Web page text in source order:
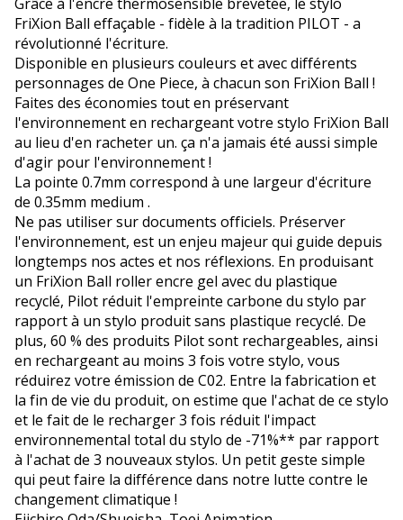
FriXion Ball effaçable - fidèle à la tradition PILOT - a
révolutionné l'écriture.
Disponible en plusieurs couleurs et avec différents
personnages de One Piece, à chacun son FriXion Ball !
Faites des économies tout en préservant
l'environnement en rechargeant votre stylo FriXion Ball
au lieu d'en racheter un. ça n'a jamais été aussi simple
d'agir pour l'environnement !
La pointe 0.7mm correspond à une largeur d'écriture
de 0.35mm medium .
Ne pas utiliser sur documents officiels. Préserver
l'environnement, est un enjeu majeur qui guide depuis
longtemps nos actes et nos réflexions. En produisant
un FriXion Ball roller encre gel avec du plastique
recyclé, Pilot réduit l'empreinte carbone du stylo par
rapport à un stylo produit sans plastique recyclé. De
plus, 60 % des produits Pilot sont rechargeables, ainsi
en rechargeant au moins 3 fois votre stylo, vous
réduirez votre émission de C02. Entre la fabrication et
la fin de vie du produit, on estime que l'achat de ce stylo
et le fait de le recharger 3 fois réduit l'impact
environnemental total du stylo de -71%** par rapport
à l'achat de 3 nouveaux stylos. Un petit geste simple
qui peut faire la différence dans notre lutte contre le
changement climatique !